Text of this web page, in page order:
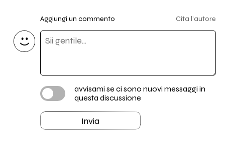
Aggiungi un commento Cita l'autore
avvisami se ci sono nuovi messaggi in
questa discussione
Invia